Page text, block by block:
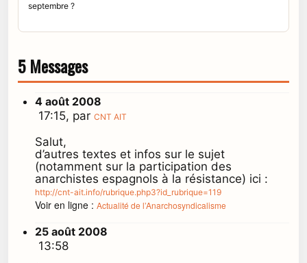
septembre ?
5 Messages
4 août 2008
17:15, par CNT AIT
Salut,
d’autres textes et infos sur le sujet
(notamment sur la participation des
anarchistes espagnols à la résistance) ici :
http://cnt-ait.info/rubrique.php3?id_rubrique=119
Voir en ligne : Actualité de l’Anarchosyndicalisme
25 août 2008
13:58